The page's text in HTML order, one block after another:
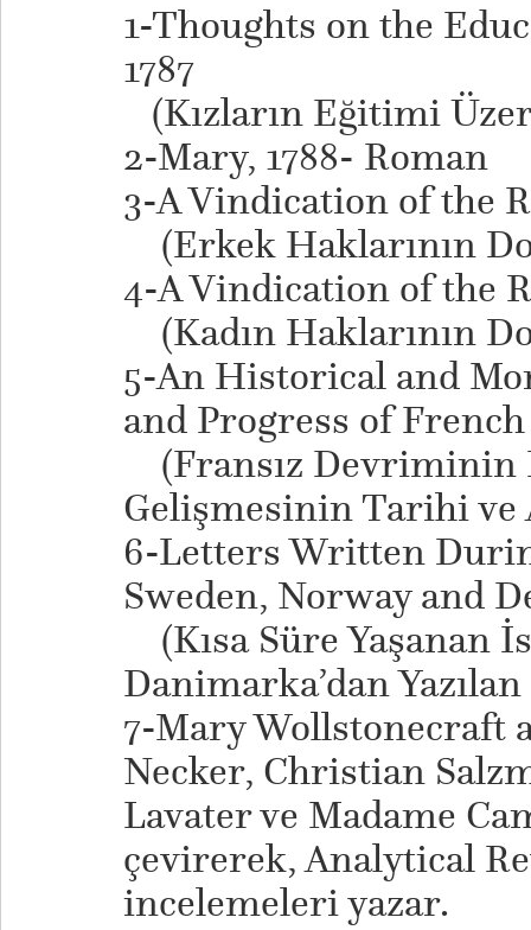
1-Thoughts on the
1787
(Kızların Eğitimi
2-Mary, 1788- Roman
3-A Vindication of the
(Erkek Haklarının
4-A Vindication of the
(Kadın Haklarının
5-An Historical and
and Progress of
(Fransız Devriminin
Gelişmesinin Tarihi ve
6-Letters Written
Sweden, Norway and
(Kısa Süre Yaşanan
Danimarka’dan
7-Mary Wollstonecraft
Necker, Christian
Lavater ve Madame
çevirerek, Analytical
incelemeleri yazar.